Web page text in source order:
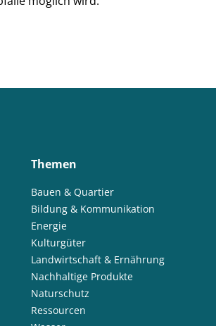
Themen
Bauen & Quartier
Bildung & Kommunikation
Energie
Kulturgüter
Landwirtschaft & Ernährung
Nachhaltige Produkte
Naturschutz
Ressourcen